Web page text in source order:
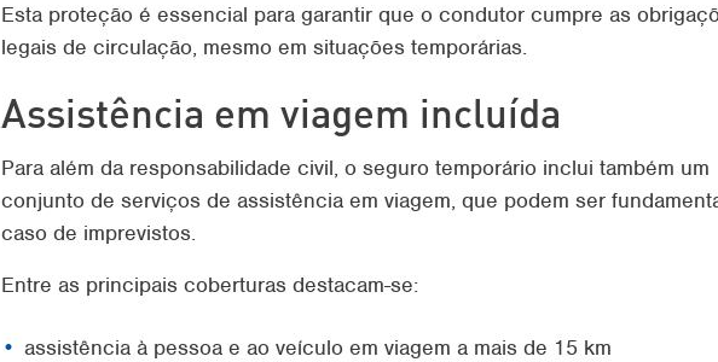
Esta proteção é essencial para garantir que o condutor cumpre as
legais de circulação, mesmo em situações temporárias.
Assistência em viagem incluída
Para além da responsabilidade civil, o seguro temporário inclui também um
conjunto de serviços de assistência em viagem, que podem ser
caso de imprevistos.
Entre as principais coberturas destacam-se:
assistência à pessoa e ao veículo em viagem a mais de 15 km